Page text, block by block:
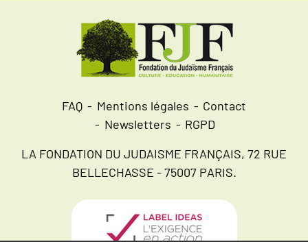
FAQ Mentions légales
Contact
Newsletters
RGPD
LA FONDATION DU JUDAISME FRANÇAIS, 72 RUE
BELLECHASSE - 75007 PARIS.